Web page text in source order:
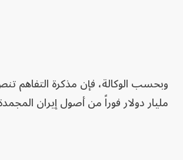
مليار دولار فوراً من أصول إيران